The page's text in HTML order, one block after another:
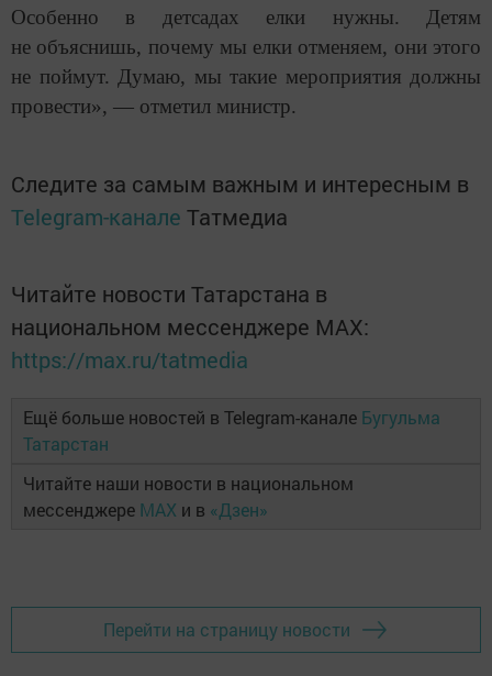
Особенно в детсадах елки нужны. Детям
не объяснишь, почему мы елки отменяем, они этого
не поймут. Думаю, мы такие мероприятия должны
провести», — отметил министр.
Следите за самым важным и интересным в
Telegram-канале Татмедиа
Читайте новости Татарстана в
национальном мессенджере MАХ:
https://max.ru/tatmedia
Ещё больше новостей в Telegram-канале Бугульма
Татарстан
Читайте наши новости в национальном
мессенджере MAX и в «Дзен»
Перейти на страницу новости